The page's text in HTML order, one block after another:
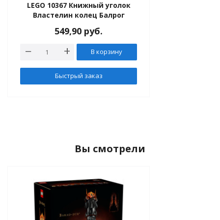
LEGO 10367 Книжный уголок
Властелин колец Балрог
549,90 руб.
В корзину
Быстрый заказ
Вы смотрели